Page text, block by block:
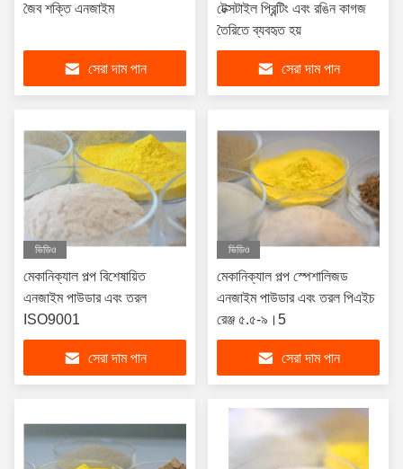
জৈব শক্তি এনজাইম
সেরা দাম পান
টেক্সটাইল প্রিন্টিং এবং রঙিন কাগজ
তৈরিতে ব্যবহৃত হয়
সেরা দাম পান
ভিডিও
মেকানিক্যাল পল্প বিশেষায়িত
এনজাইম পাউডার এবং তরল
ISO9001
সেরা দাম পান
ভিডিও
মেকানিক্যাল পল্প স্পেশালিজড
এনজাইম পাউডার এবং তরল পিএইচ
রেঞ্জ ৫.৫-৯।5
সেরা দাম পান